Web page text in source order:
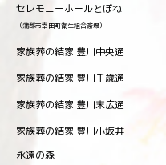
セレモニーホールとぼね
（蒲郡市幸田町衛生組合斎場）
家族葬の結家 豊川中央通
家族葬の結家 豊川千歳通
家族葬の結家 豊川末広通
家族葬の結家 豊川小坂井
永遠の森